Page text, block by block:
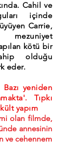
Cahil ve
içinde
Carrie,
kötü bir
olduğu
eder.
yeniden
Tıpkı
yapım
olan filmde,
annesinin
ve cehennem